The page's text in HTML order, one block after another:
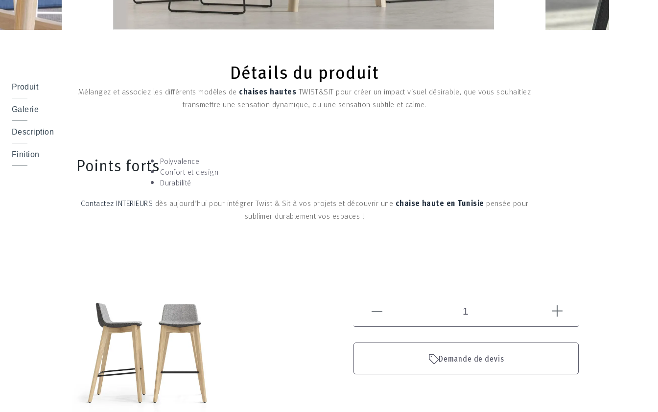
Produit
Galerie
Description
Finition
Détails du produit
Mélangez et associez les différents modèles de chaises hautes TWIST&SIT pour créer un impact visuel désirable, que vous souhaitiez
transmettre une sensation dynamique, ou une sensation subtile et calme.
Points fortsPolyvalence
Confort et design
Durabilité
Contactez INTERIEURS dès aujourd’hui pour intégrer Twist & Sit à vos projets et découvrir une chaise haute en Tunisie pensée pour
sublimer durablement vos espaces !
Demande de devis